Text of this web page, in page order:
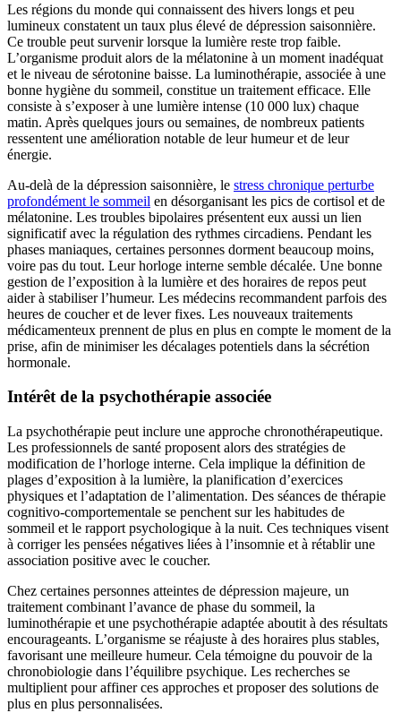
Les régions du monde qui connaissent des hivers longs et peu
lumineux constatent un taux plus élevé de dépression saisonnière.
Ce trouble peut survenir lorsque la lumière reste trop faible.
L’organisme produit alors de la mélatonine à un moment inadéquat
et le niveau de sérotonine baisse. La luminothérapie, associée à une
bonne hygiène du sommeil, constitue un traitement efficace. Elle
consiste à s’exposer à une lumière intense (10 000 lux) chaque
matin. Après quelques jours ou semaines, de nombreux patients
ressentent une amélioration notable de leur humeur et de leur
énergie.
Au-delà de la dépression saisonnière, le stress chronique perturbe
profondément le sommeil en désorganisant les pics de cortisol et de
mélatonine. Les troubles bipolaires présentent eux aussi un lien
significatif avec la régulation des rythmes circadiens. Pendant les
phases maniaques, certaines personnes dorment beaucoup moins,
voire pas du tout. Leur horloge interne semble décalée. Une bonne
gestion de l’exposition à la lumière et des horaires de repos peut
aider à stabiliser l’humeur. Les médecins recommandent parfois des
heures de coucher et de lever fixes. Les nouveaux traitements
médicamenteux prennent de plus en plus en compte le moment de la
prise, afin de minimiser les décalages potentiels dans la sécrétion
hormonale.
Intérêt de la psychothérapie associée
La psychothérapie peut inclure une approche chronothérapeutique.
Les professionnels de santé proposent alors des stratégies de
modification de l’horloge interne. Cela implique la définition de
plages d’exposition à la lumière, la planification d’exercices
physiques et l’adaptation de l’alimentation. Des séances de thérapie
cognitivo-comportementale se penchent sur les habitudes de
sommeil et le rapport psychologique à la nuit. Ces techniques visent
à corriger les pensées négatives liées à l’insomnie et à rétablir une
association positive avec le coucher.
Chez certaines personnes atteintes de dépression majeure, un
traitement combinant l’avance de phase du sommeil, la
luminothérapie et une psychothérapie adaptée aboutit à des résultats
encourageants. L’organisme se réajuste à des horaires plus stables,
favorisant une meilleure humeur. Cela témoigne du pouvoir de la
chronobiologie dans l’équilibre psychique. Les recherches se
multiplient pour affiner ces approches et proposer des solutions de
plus en plus personnalisées.